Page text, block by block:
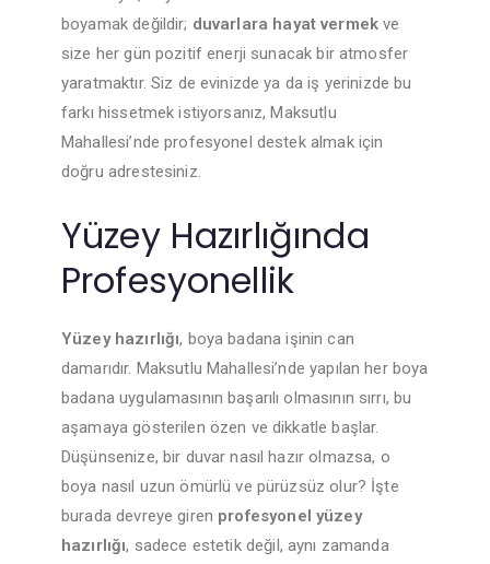
boyamak değildir; duvarlara hayat vermek ve
size her gün pozitif enerji sunacak bir atmosfer
yaratmaktır. Siz de evinizde ya da iş yerinizde bu
farkı hissetmek istiyorsanız, Maksutlu
Mahallesi’nde profesyonel destek almak için
doğru adrestesiniz.
Yüzey Hazırlığında
Profesyonellik
Yüzey hazırlığı, boya badana işinin can
damarıdır. Maksutlu Mahallesi’nde yapılan her boya
badana uygulamasının başarılı olmasının sırrı, bu
aşamaya gösterilen özen ve dikkatle başlar.
Düşünsenize, bir duvar nasıl hazır olmazsa, o
boya nasıl uzun ömürlü ve pürüzsüz olur? İşte
burada devreye giren profesyonel yüzey
hazırlığı, sadece estetik değil, aynı zamanda